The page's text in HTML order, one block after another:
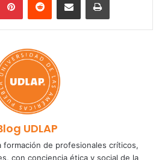
UDLAP
formación de profesionales críticos,
con conciencia ética y social de la